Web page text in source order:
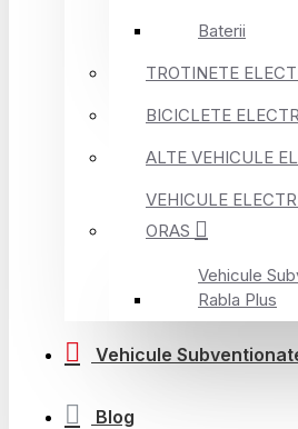
Baterii
TROTINETE
BICICLETE
ALTE VEHICULE
VEHICULE
ORAS
Vehicule
Rabla Plus
Vehicule
Blog